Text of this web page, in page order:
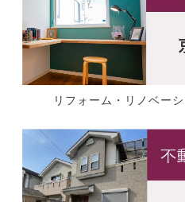
リフォーム・リノベー